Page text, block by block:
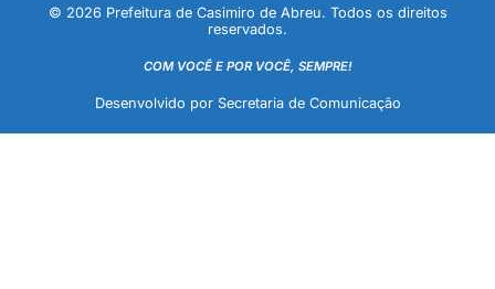
© 2026 Prefeitura de Casimiro de Abreu. Todos os direitos
reservados.
COM VOCÊ E POR VOCÊ, SEMPRE!
Desenvolvido por Secretaria de Comunicação